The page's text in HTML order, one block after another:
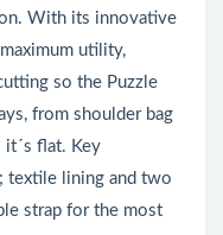
With its innovative
utility,
so the Puzzle
from shoulder bag
flat. Key
textile lining and two
strap for the most